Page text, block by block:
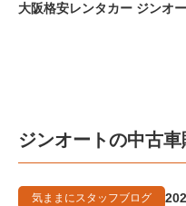
大阪格安レンタカー ジンオ
ジンオートの中古車
気ままにスタッフブログ